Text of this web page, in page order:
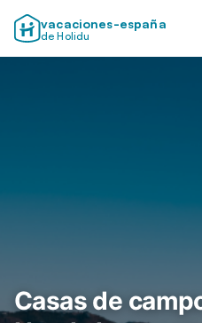
vacaciones-españa
de Holidu
Casas de